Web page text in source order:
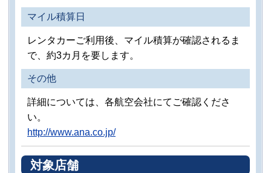
マイル積算日
レンタカーご利用後、マイル積算が確認されるま
で、約3カ月を要します。
その他
詳細については、各航空会社にてご確認くださ
い。
http://www.ana.co.jp/
対象店舗